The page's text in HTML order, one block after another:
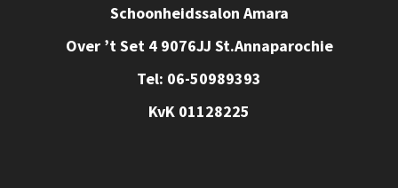
Schoonheidssalon Amara
Over ’t Set 4 9076JJ St.Annaparochie
Tel: 06-50989393
KvK 01128225